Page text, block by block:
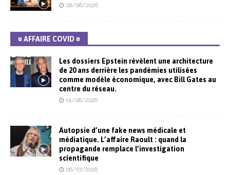
08/06/2026
¤ AFFAIRE COVID ¤
Les dossiers Epstein révèlent une architecture
de 20 ans derrière les pandémies utilisées
comme modèle économique, avec Bill Gates au
centre du réseau.
01/08/2026
Autopsie d’une fake news médicale et
médiatique. L’affaire Raoult : quand la
propagande remplace l’investigation
scientifique
06/07/2026